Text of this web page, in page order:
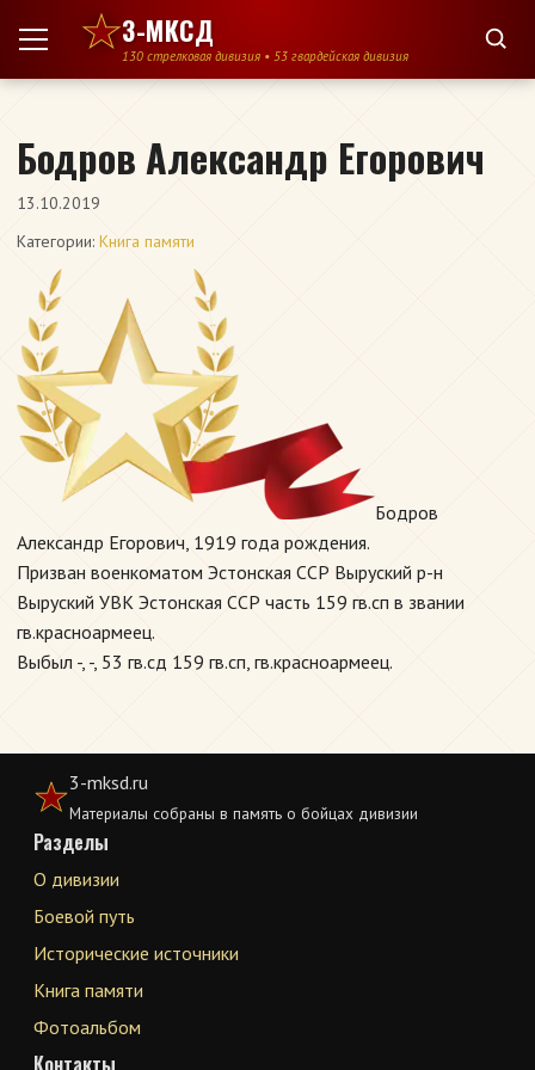
Перейти к содержимому
3-МКСД
130 стрелковая дивизия • 53 гвардейская дивизия
Бодров Александр Егорович
13.10.2019
Категории: Книга памяти
Бодров
Александр Егорович, 1919 года рождения.
Призван военкоматом Эстонская ССР Выруский р-н
Выруский УВК Эстонская ССР часть 159 гв.сп в звании
гв.красноармеец.
Выбыл -, -, 53 гв.сд 159 гв.сп, гв.красноармеец.
3-mksd.ru
Материалы собраны в память о бойцах дивизии
Разделы
О дивизии
Боевой путь
Исторические источники
Книга памяти
Фотоальбом
Контакты